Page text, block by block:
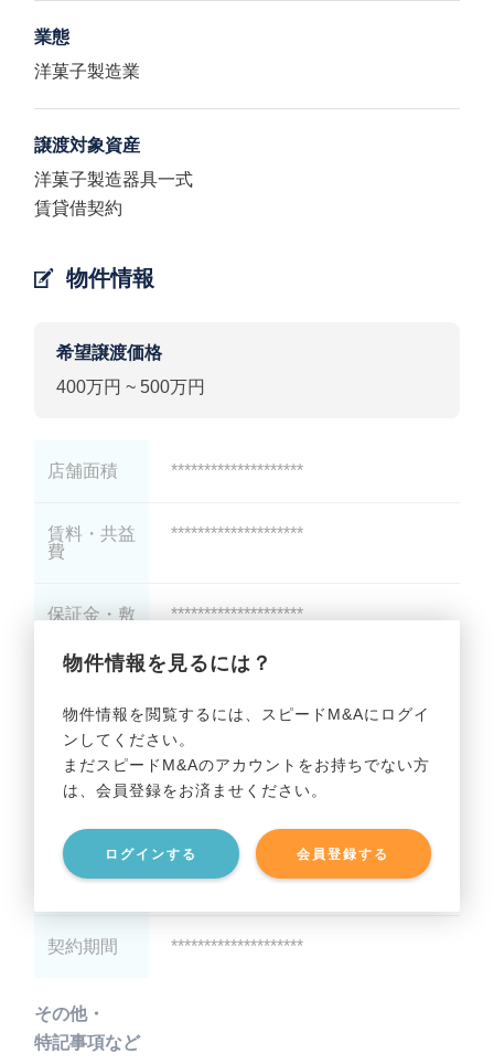
業態
洋菓子製造業
譲渡対象資産
洋菓子製造器具一式
賃貸借契約
物件情報
希望譲渡価格
400万円 ~ 500万円
物件情報を見るには？
物件情報を閲覧するには、スピードM&Aにログイ
ンしてください。
まだスピードM&Aのアカウントをお持ちでない方
は、会員登録をお済ませください。
ログインする 会員登録する
店舗面積 ********************
賃料・共益
費
********************
保証金・敷
********************
最寄り駅 ********************
階層 ********************
契約期間 ********************
その他・
特記事項など